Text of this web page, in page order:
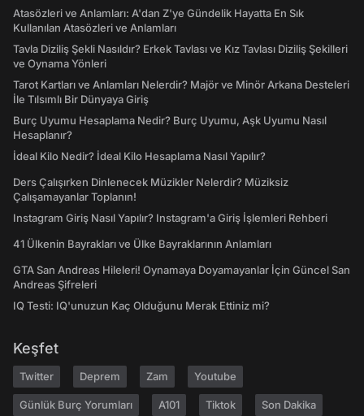
Atasözleri ve Anlamları: A'dan Z'ye Gündelik Hayatta En Sık
Kullanılan Atasözleri ve Anlamları
Tavla Diziliş Şekli Nasıldır? Erkek Tavlası ve Kız Tavlası Diziliş Şekilleri
ve Oynama Yönleri
Tarot Kartları ve Anlamları Nelerdir? Majör ve Minör Arkana Desteleri
İle Tılsımlı Bir Dünyaya Giriş
Burç Uyumu Hesaplama Nedir? Burç Uyumu, Aşk Uyumu Nasıl
Hesaplanır?
İdeal Kilo Nedir? İdeal Kilo Hesaplama Nasıl Yapılır?
Ders Çalışırken Dinlenecek Müzikler Nelerdir? Müziksiz
Çalışamayanlar Toplanın!
Instagram Giriş Nasıl Yapılır? Instagram'a Giriş İşlemleri Rehberi
41 Ülkenin Bayrakları ve Ülke Bayraklarının Anlamları
GTA San Andreas Hileleri! Oynamaya Doyamayanlar İçin Güncel San
Andreas Şifreleri
IQ Testi: IQ'unuzun Kaç Olduğunu Merak Ettiniz mi?
Keşfet
Twitter Deprem Zam Youtube
Günlük Burç Yorumları A101 Tiktok Son Dakika